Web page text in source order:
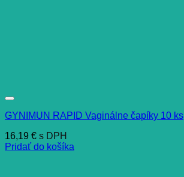
GYNIMUN RAPID Vaginálne čapíky 10 ks
16,19 € s DPH
Pridať do košíka